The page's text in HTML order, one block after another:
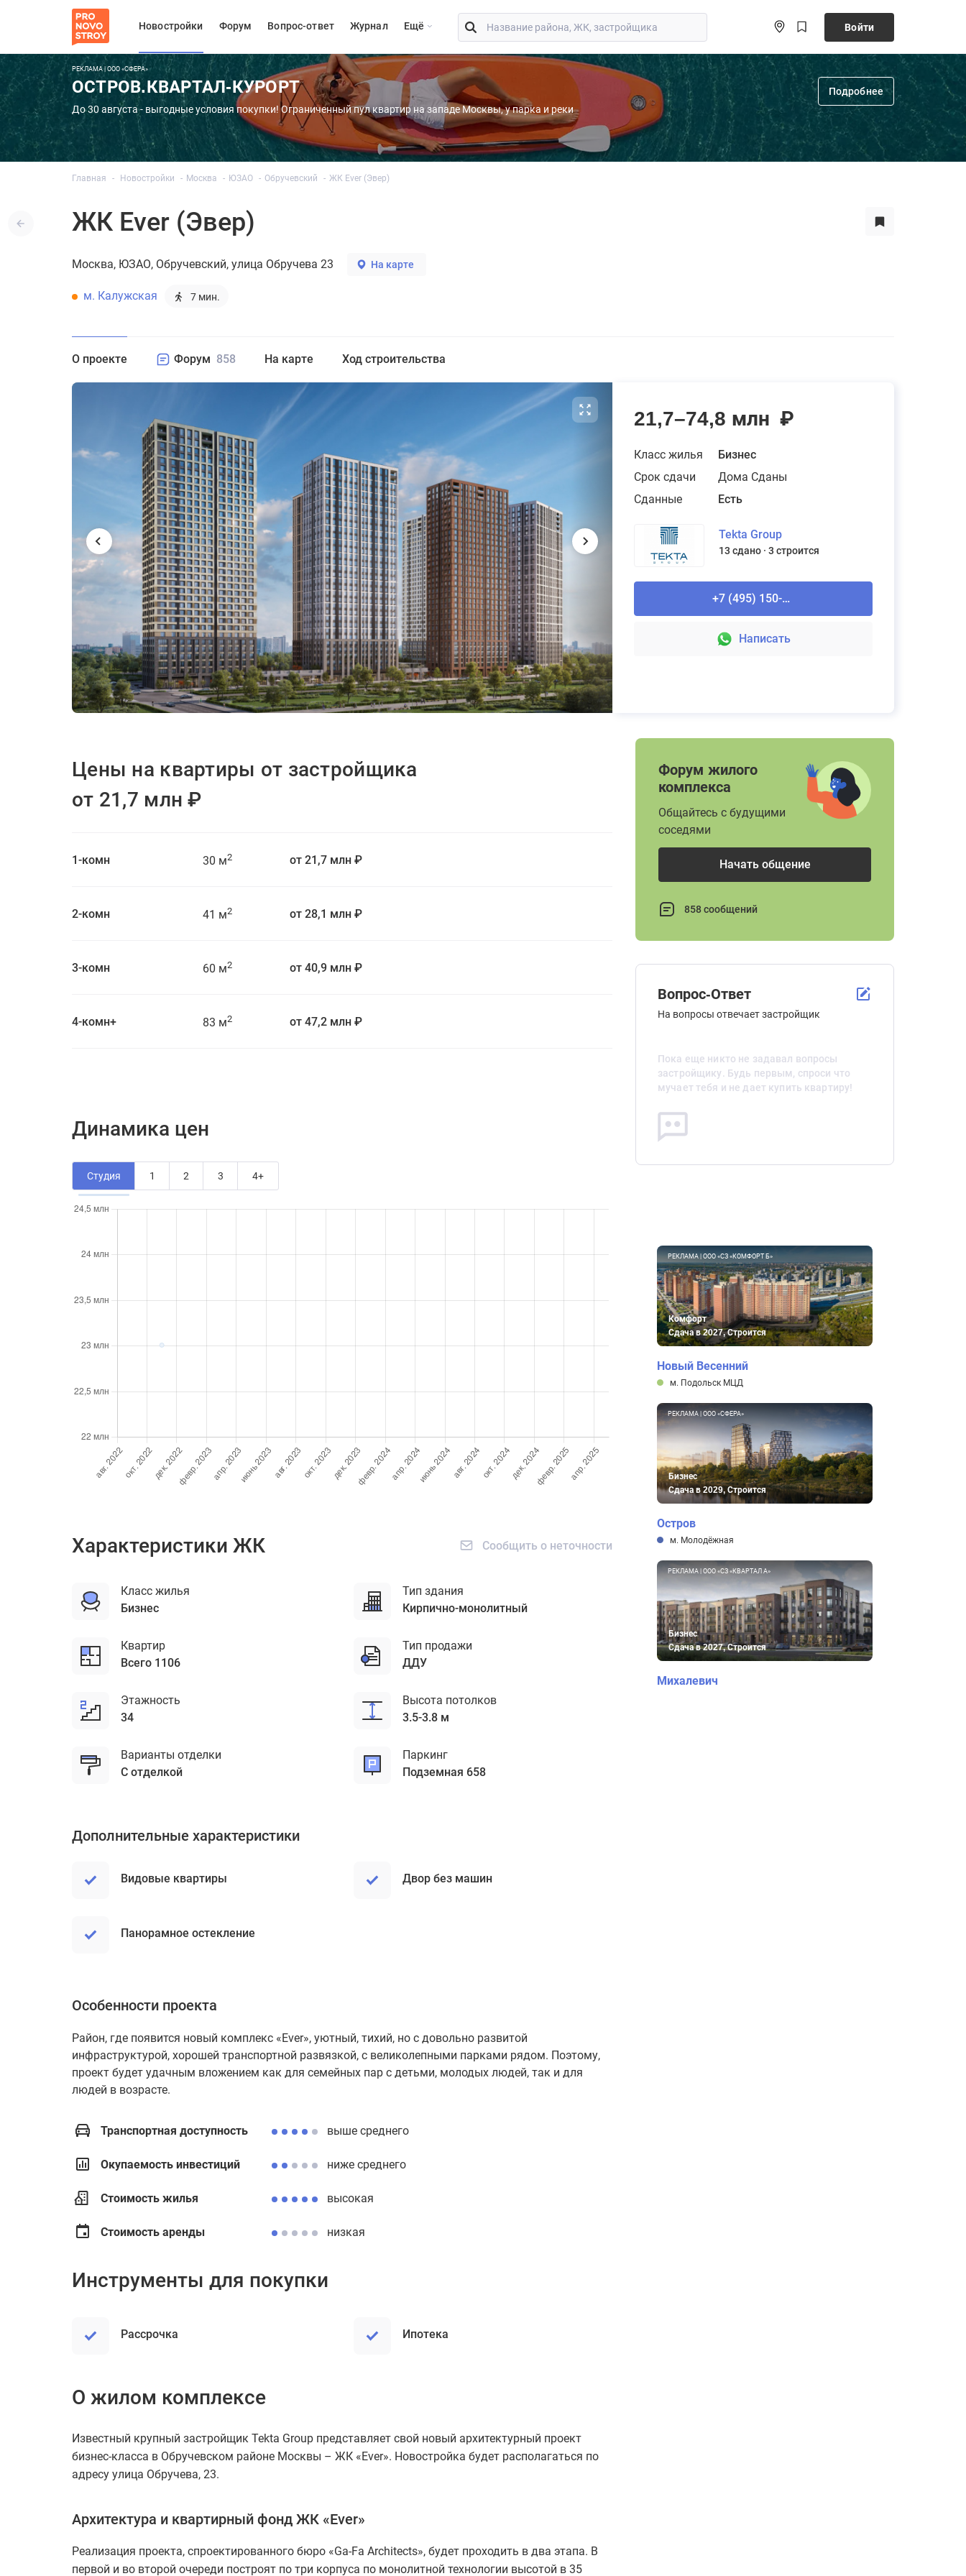
Новостройки Форум Вопрос-ответ Журнал Eщё Войти
РЕКЛАМА | ООО «СФЕРА»
ОСТРОВ.КВАРТАЛ-КУРОРТ
До 30 августа - выгодные условия покупки! Ограниченный пул квартир на западе Москвы, у парка и реки
Подробнее
Главная Новостройки Москва ЮЗАО Обручевский ЖК Ever (Эвер)
ЖК Ever (Эвер)
Москва ЮЗАО Обручевский улица Обручева 23 На карте
м. Калужская 7 мин.
О проекте Форум 858 На карте Ход строительства
21,7–74,8 млн ₽
Класс жилья
Бизнес
Срок сдачи
Дома Сданы
Сданные
Есть
Tekta Group
13 сдано 3 строится
+7 (495) 150-90-61
Написать
Форум жилого
комплекса
Общайтесь с будущими
соседями
Начать общение
858 сообщений
Вопрос-Ответ
На вопросы отвечает застройщик
Пока еще никто не задавал вопросы
застройщику. Будь первым, спроси что
мучает тебя и не дает купить квартиру!
РЕКЛАМА | ООО «СЗ «КОМФОРТ Б»
Комфорт
Сдача в 2027, Строится
Новый Весенний
м. Подольск МЦД
РЕКЛАМА | ООО «СФЕРА»
Бизнес
Сдача в 2029, Строится
Остров
м. Молодёжная
РЕКЛАМА | ООО «СЗ «КВАРТАЛ А»
Бизнес
Сдача в 2027, Строится
Михалевич
Цены на квартиры от застройщика
от 21,7 млн ₽
1-комн 30 м2 от 21,7 млн ₽
2-комн 41 м2 от 28,1 млн ₽
3-комн 60 м2 от 40,9 млн ₽
4-комн+ 83 м2 от 47,2 млн ₽
Динамика цен
Студия 1 2 3 4+
Характеристики ЖК Сообщить о неточности
Класс жилья
бизнес
Тип здания
кирпично-монолитный
Квартир
Всего 1106
Тип продажи
ДДУ
Этажность
34
Высота потолков
3.5-3.8 м
Варианты отделки
с отделкой
Паркинг
подземная 658
Дополнительные характеристики
Видовые квартиры Двор без машин
Панорамное остекление
Особенности проекта
Район, где появится новый комплекс «Ever», уютный, тихий, но с довольно развитой
инфраструктурой, хорошей транспортной развязкой, с великолепными парками рядом. Поэтому,
проект будет удачным вложением как для семейных пар с детьми, молодых людей, так и для
людей в возрасте.
Транспортная доступность выше среднего
Окупаемость инвестиций ниже среднего
Стоимость жилья высокая
Стоимость аренды низкая
Инструменты для покупки
рассрочка ипотека
О жилом комплексе
Известный крупный застройщик Tekta Group представляет свой новый архитектурный проект
бизнес-класса в Обручевском районе Москвы – ЖК «Ever». Новостройка будет располагаться по
адресу улица Обручева, 23.
Архитектура и квартирный фонд ЖК «Ever»
Реализация проекта, спроектированного бюро «Ga-Fa Architects», будет проходить в два этапа. В
первой и во второй очереди построят по три корпуса по монолитной технологии высотой в 35